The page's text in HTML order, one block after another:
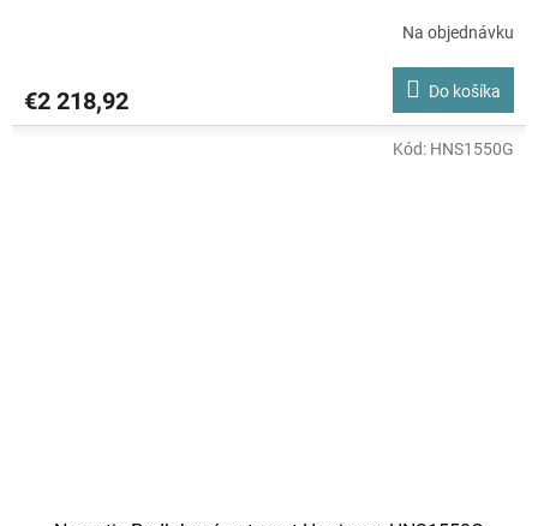
Na objednávku
€2 218,92 Do košíka
Kód: HNS1550G